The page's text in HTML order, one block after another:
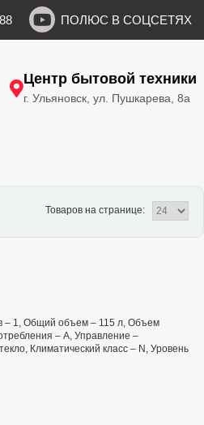
ПОЛЮС В СОЦСЕТЯХ
Центр бытовой техники
г. Ульяновск, ул. Пушкарева, 8а
Товаров на странице:
– 1, Общий объем – 115 л, Объем
– А, Управление –
Климатический класс – N, Уровень